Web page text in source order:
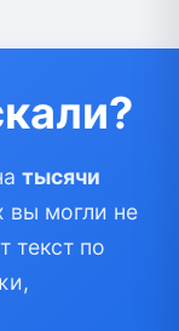
тысячи
вы могли не
текст по